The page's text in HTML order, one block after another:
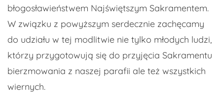
błogosławieństwem Najświętszym Sakramentem.
W związku z powyższym serdecznie zachęcamy
do udziału w tej modlitwie nie tylko młodych ludzi,
którzy przygotowują się do przyjęcia Sakramentu
bierzmowania z naszej parafii ale też wszystkich
wiernych.